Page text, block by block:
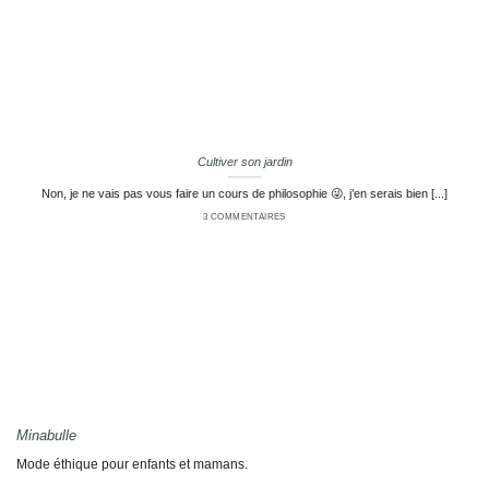
Cultiver son jardin
Non, je ne vais pas vous faire un cours de philosophie 😜, j’en serais bien [...]
3 COMMENTAIRES
Minabulle
Mode éthique pour enfants et mamans.